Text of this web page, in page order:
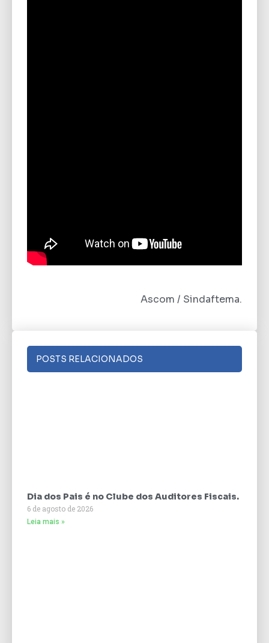
Ascom / Sindaftema.
POSTS RELACIONADOS
Dia dos Pais é no Clube dos Auditores Fiscais.
6 de agosto de 2026
Leia mais »